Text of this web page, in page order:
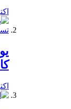
اکتبر
اکتبر